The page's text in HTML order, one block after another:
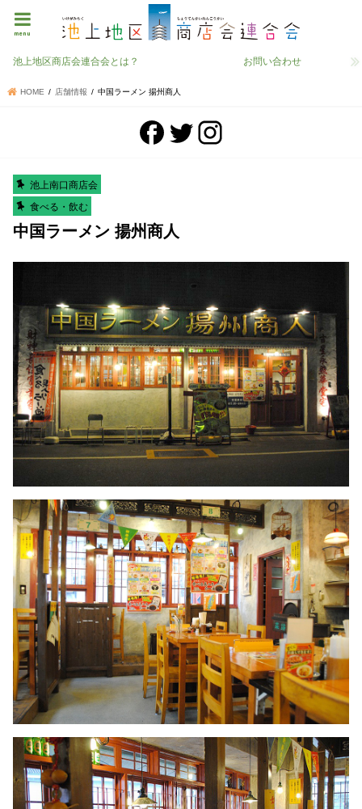
menu
池上地区商店会連合会とは？ お問い合わせ
HOME 店舗情報 中国ラーメン 揚州商人
池上南口商店会
食べる・飲む
中国ラーメン 揚州商人